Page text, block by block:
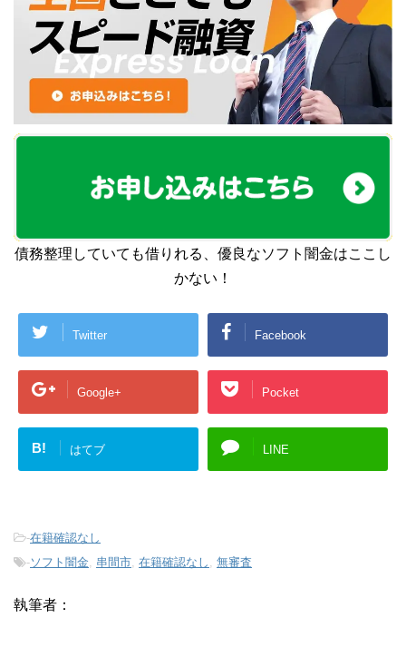
債務整理していても借りれる、優良なソフト闇金はここし
かない！
Twitter Facebook
Google+ Pocket
B! はてブ LINE
-在籍確認なし
-ソフト闇金, 串間市, 在籍確認なし , 無審査
執筆者：